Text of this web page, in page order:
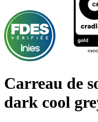
Carreau de
dark cool